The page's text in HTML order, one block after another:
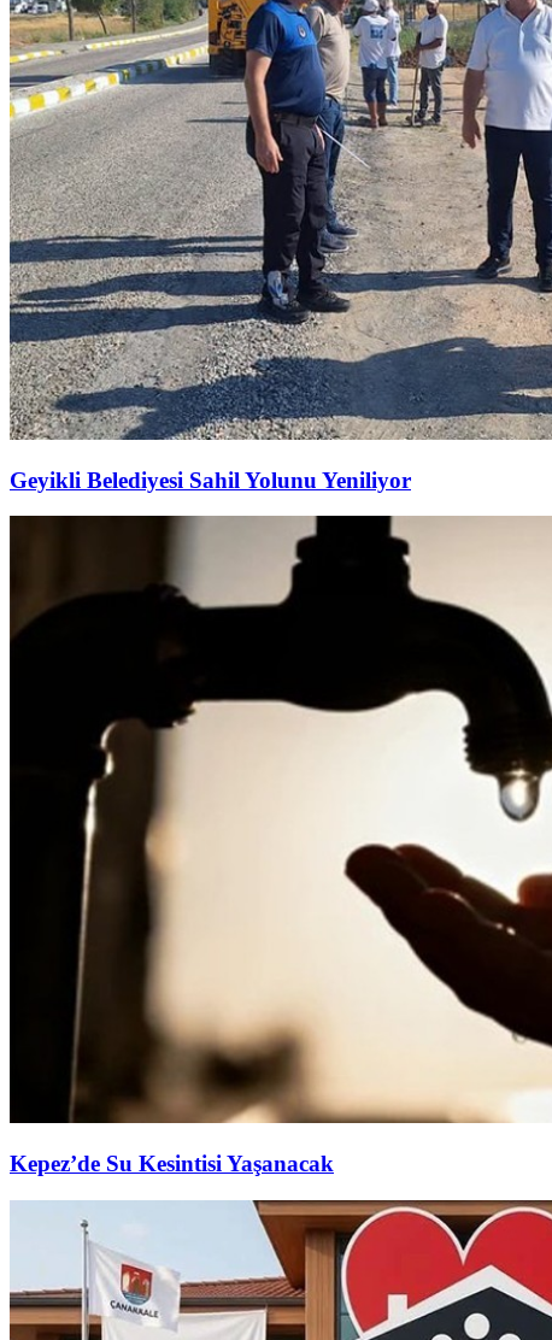
Geyikli Belediyesi Sahil Yolunu Yeniliyor
Kepez’de Su Kesintisi Yaşanacak